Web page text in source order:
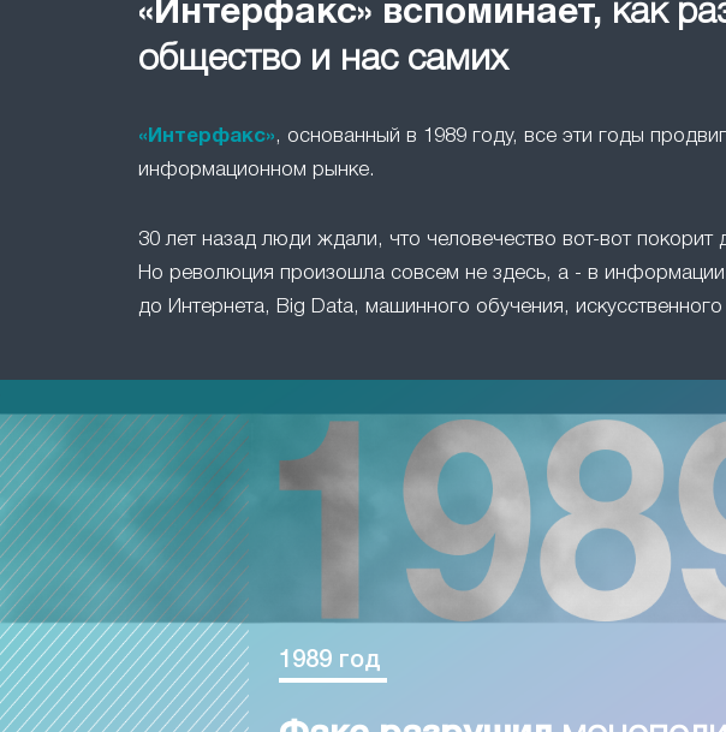
«Интерфакс» вспоминает, как
общество и нас самих
«Интерфакс», основанный в 1989 году, все эти годы
информационном рынке.
30 лет назад люди ждали, что человечество вот-вот
Но революция произошла совсем не здесь, а - в
до Интернета, Big Data, машинного обучения,
1989 год